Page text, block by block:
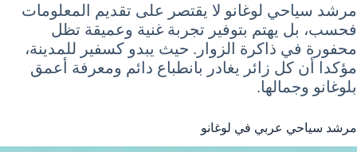
مرشد سياحي لوغانو لا يقتصر على تقديم المعلومات
فحسب، بل يهتم بتوفير تجربة غنية وعميقة تظل
محفورة في ذاكرة الزوار. حيث يبدو كسفير للمدينة،
مؤكدا أن كل زائر يغادر بانطباع دائم ومعرفة أعمق
بلوغانو وجمالها.
مرشد سياحي عربي في لوغانو